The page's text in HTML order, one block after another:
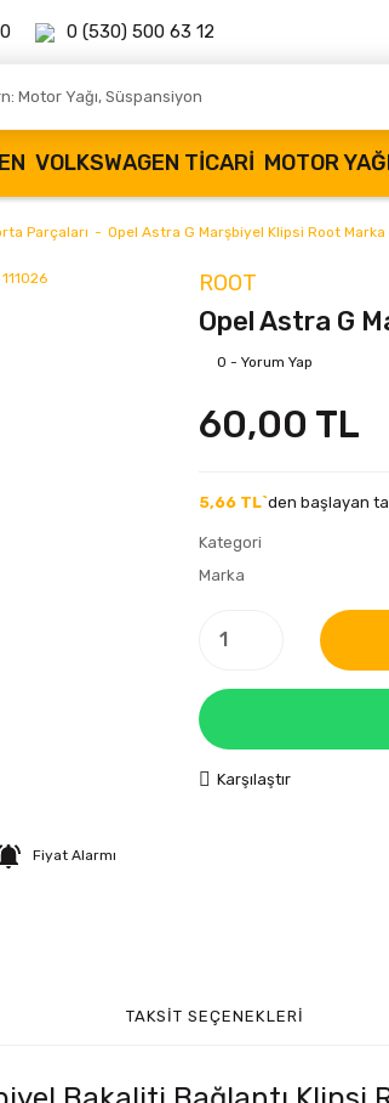
0 (530) 500 63 12
VOLKSWAGEN TICARI MOTOR
Parçaları Opel Astra G Marşbiyel Klipsi Root Marka
Fiyat Alarmı
ROOT
Opel Astra G
0 - Yorum Yap
60,00 TL
5,66 TL`den başlayan
Kategori
Marka
Karşılaştır
TAKSIT SEÇENEKLERI